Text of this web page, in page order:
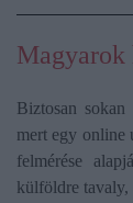
Magyarok
Biztosan
mert egy online
felmérése
külföldre tavaly,